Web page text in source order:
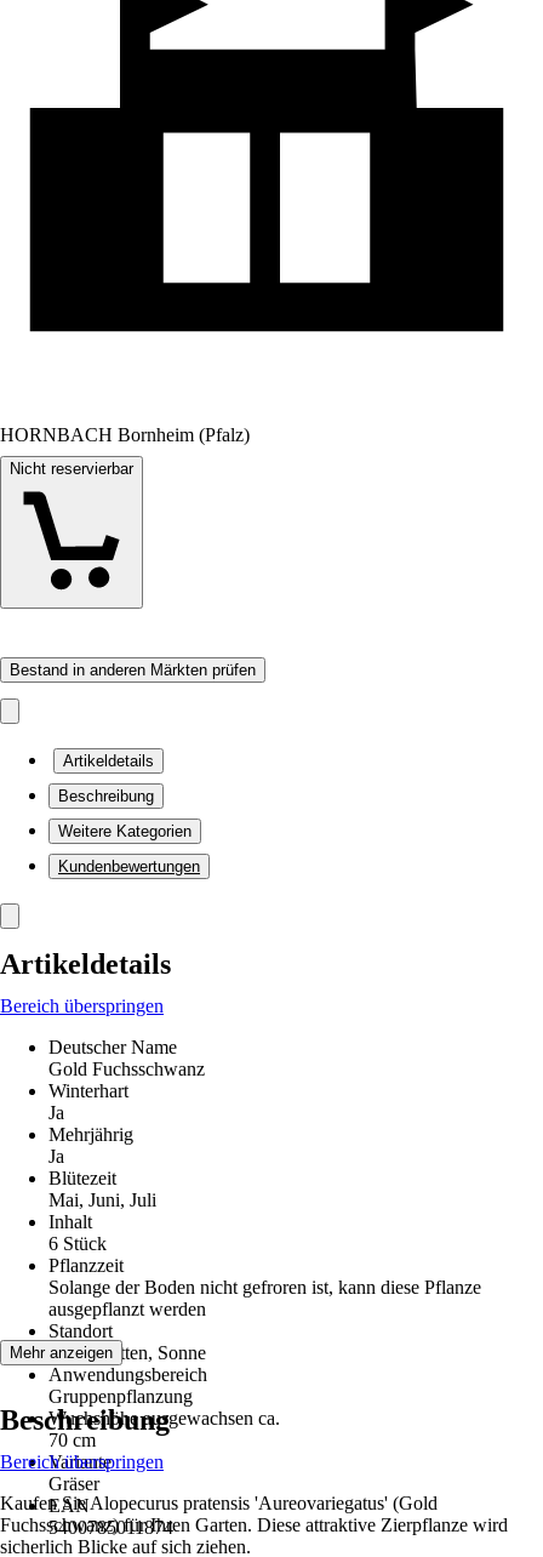
HORNBACH Bornheim (Pfalz)
Nicht reservierbar
Bestand in anderen Märkten prüfen
Artikeldetails
Beschreibung
Weitere Kategorien
Kundenbewertungen
Artikeldetails
Bereich überspringen
Deutscher Name
Gold Fuchsschwanz
Winterhart
Ja
Mehrjährig
Ja
Blütezeit
Mai, Juni, Juli
Inhalt
6 Stück
Pflanzzeit
Solange der Boden nicht gefroren ist, kann diese Pflanze
ausgepflanzt werden
Standort
Halbschatten, Sonne
Anwendungsbereich
Gruppenpflanzung
Wuchshöhe ausgewachsen ca.
70 cm
Variante
Gräser
EAN
5400785011874
Mehr anzeigen
Beschreibung
Bereich überspringen
Kaufen Sie Alopecurus pratensis 'Aureovariegatus' (Gold
Fuchsschwanz) für Ihren Garten. Diese attraktive Zierpflanze wird
sicherlich Blicke auf sich ziehen.